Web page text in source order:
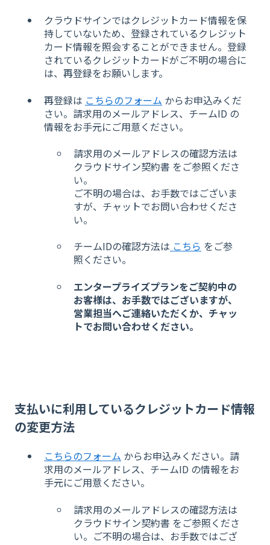
クラウドサインではクレジットカード情報を保
持していないため、登録されているクレジット
カード情報を照会することができません。登録
されているクレジットカードがご不明の場合に
は、再登録をお願いします。
再登録は こちらのフォーム からお申込みくだ
さい。請求用のメールアドレス、チームID の
情報をお手元にご用意ください。
請求用のメールアドレスの確認方法は
クラウドサイン契約書 をご参照くださ
い。
ご不明の場合は、お手数ではございま
すが、チャットでお問い合わせくださ
い。
チームIDの確認方法は こちら をご参
照ください。
エンタープライズプランをご契約中の
お客様は、お手数ではございますが、
営業担当へご連絡いただくか、チャッ
トでお問い合わせください。
支払いに利用しているクレジットカード情報
の変更方法
こちらのフォーム からお申込みください。請
求用のメールアドレス、チームID の情報をお
手元にご用意ください。
請求用のメールアドレスの確認方法は
クラウドサイン契約書 をご参照くださ
い。ご不明の場合は、お手数ではござ